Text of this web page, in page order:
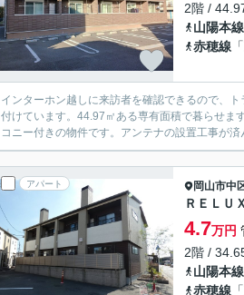
2階 /
山陽本線
赤穂線 「
インターホン越しに来訪者を確認できるので、
付けています。44.97㎡ある専有面積で暮らせま
コニー付きの物件です。アンテナの設置工事が
アパート 岡山市中
ＲＥＬＵ
4.7万円
2階 /
山陽本線
赤穂線 「